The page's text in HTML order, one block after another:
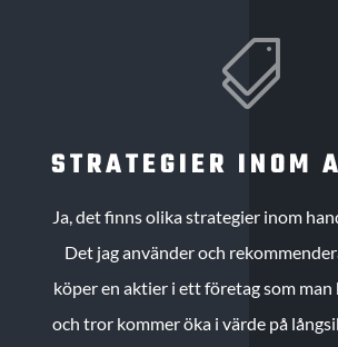

STRATEGIER INOM
Ja, det finns olika strategier inom
Det jag använder och
köper en aktier i ett företag som man
och tror kommer öka i värde på